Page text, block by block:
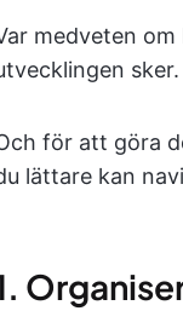
medveten
sker.
för att göra
lättare kan